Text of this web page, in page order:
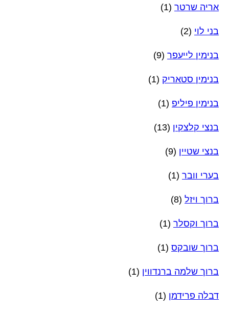
אריה שרטר (1)
בני לוי (2)
בנימין לייעפר (9)
בנימין סטאריק (1)
בנימין פיליפ (1)
בנצי קלצקין (13)
בנצי שטיין (9)
בערי וובר (1)
ברוך ויזל (8)
ברוך וקסלר (1)
ברוך שובקס (1)
ברוך שלמה ברנדווין (1)
דבלה פרידמן (1)